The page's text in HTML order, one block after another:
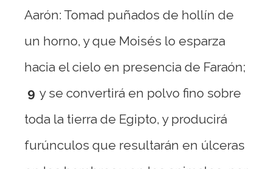
Aarón: Tomad puñados de hollín de
un horno, y que Moisés lo esparza
hacia el cielo en presencia de Faraón;
9 y se convertirá en polvo fino sobre
toda la tierra de Egipto, y producirá
furúnculos que resultarán en úlceras